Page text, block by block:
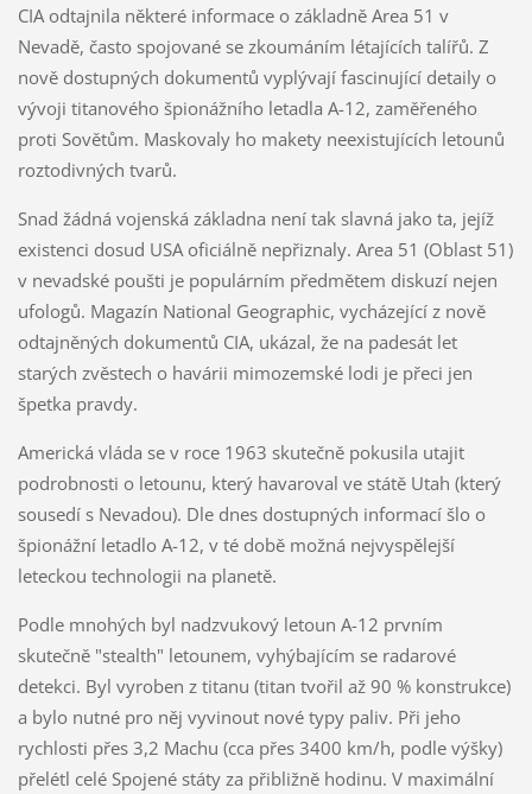
CIA odtajnila některé informace o základně Area 51 v
Nevadě, často spojované se zkoumáním létajících talířů. Z
nově dostupných dokumentů vyplývají fascinující detaily o
vývoji titanového špionážního letadla A-12, zaměřeného
proti Sovětům. Maskovaly ho makety neexistujících letounů
roztodivných tvarů.
Snad žádná vojenská základna není tak slavná jako ta, jejíž
existenci dosud USA oficiálně nepřiznaly. Area 51 (Oblast 51)
v nevadské poušti je populárním předmětem diskuzí nejen
ufologů. Magazín National Geographic, vycházející z nově
odtajněných dokumentů CIA, ukázal, že na padesát let
starých zvěstech o havárii mimozemské lodi je přeci jen
špetka pravdy.
Americká vláda se v roce 1963 skutečně pokusila utajit
podrobnosti o letounu, který havaroval ve státě Utah (který
sousedí s Nevadou). Dle dnes dostupných informací šlo o
špionážní letadlo A-12, v té době možná nejvyspělejší
leteckou technologii na planetě.
Podle mnohých byl nadzvukový letoun A-12 prvním
skutečně "stealth" letounem, vyhýbajícím se radarové
detekci. Byl vyroben z titanu (titan tvořil až 90 % konstrukce)
a bylo nutné pro něj vyvinout nové typy paliv. Při jeho
rychlosti přes 3,2 Machu (cca přes 3400 km/h, podle výšky)
přelétl celé Spojené státy za přibližně hodinu. V maximální